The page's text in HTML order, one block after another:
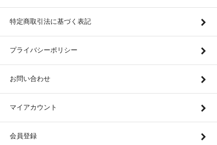
特定商取引法に基づく表記
プライバシーポリシー
お問い合わせ
マイアカウント
会員登録